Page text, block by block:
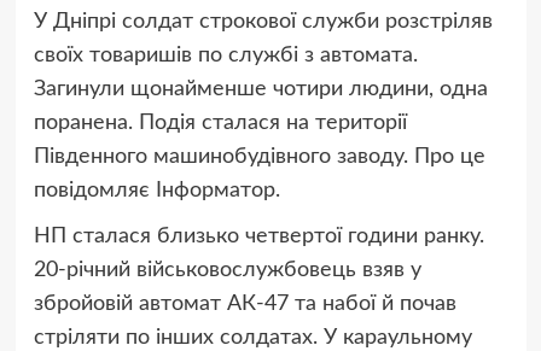
У Дніпрі солдат строкової служби розстріляв
своїх товаришів по службі з автомата.
Загинули щонайменше чотири людини, одна
поранена. Подія сталася на території
Південного машинобудівного заводу. Про це
повідомляє Інформатор.
НП сталася близько четвертої години ранку.
20-річний військовослужбовець взяв у
збройовій автомат АК-47 та набої й почав
стріляти по інших солдатах. У караульному